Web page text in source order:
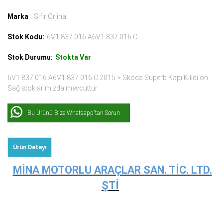
Marka : Sıfır Orjinal
Stok Kodu: 6V1 837 016 A6V1 837 016 C
Stok Durumu: Stokta Var
6V1 837 016 A6V1 837 016 C 2015 > Skoda Superb Kapı Kilidi ön
Sağ stoklarımızda mevcuttur.
Bu Ürünü Bize Whatsapp'tan Sorun
Ürün Detayı
MİNA MOTORLU ARAÇLAR SAN. TİC. LTD.
ŞTİ